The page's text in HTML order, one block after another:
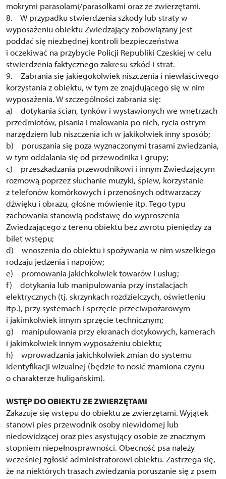
mokrymi parasolami/parasolkami oraz ze zwierzętami.
8. W przypadku stwierdzenia szkody lub straty w
wyposażeniu obiektu Zwiedzający zobowiązany jest
poddać się niezbędnej kontroli bezpieczeństwa
i oczekiwać na przybycie Policji Republiki Czeskiej w celu
stwierdzenia faktycznego zakresu szkód i strat.
9. Zabrania się jakiegokolwiek niszczenia i niewłaściwego
korzystania z obiektu, w tym ze znajdującego się w nim
wyposażenia. W szczególności zabrania się:
a) dotykania ścian, tynków i wystawionych we wnętrzach
przedmiotów, pisania i malowania po nich, rycia ostrym
narzędziem lub niszczenia ich w jakikolwiek inny sposób;
b) poruszania się poza wyznaczonymi trasami zwiedzania,
w tym oddalania się od przewodnika i grupy;
c) przeszkadzania przewodnikowi i innym Zwiedzającym
rozmową poprzez słuchanie muzyki, śpiew, korzystanie
z telefonów komórkowych i przenośnych odtwarzaczy
dźwięku i obrazu, głośne mówienie itp. Tego typu
zachowania stanowią podstawę do wyproszenia
Zwiedzającego z terenu obiektu bez zwrotu pieniędzy za
bilet wstępu;
d) wnoszenia do obiektu i spożywania w nim wszelkiego
rodzaju jedzenia i napojów;
e) promowania jakichkolwiek towarów i usług;
f) dotykania lub manipulowania przy instalacjach
elektrycznych (tj. skrzynkach rozdzielczych, oświetleniu
itp.), przy systemach i sprzęcie przeciwpożarowym
i jakimkolwiek innym sprzęcie technicznym;
g) manipulowania przy ekranach dotykowych, kamerach
i jakimkolwiek innym wyposażeniu obiektu;
h) wprowadzania jakichkolwiek zmian do systemu
identyfikacji wizualnej (będzie to nosić znamiona czynu
o charakterze huligańskim).
WSTĘP DO OBIEKTU ZE ZWIERZĘTAMI
Zakazuje się wstępu do obiektu ze zwierzętami. Wyjątek
stanowi pies przewodnik osoby niewidomej lub
niedowidzącej oraz pies asystujący osobie ze znacznym
stopniem niepełnosprawności. Obecność psa należy
wcześniej zgłosić administratorowi obiektu. Zastrzega się,
że na niektórych trasach zwiedzania poruszanie się z psem